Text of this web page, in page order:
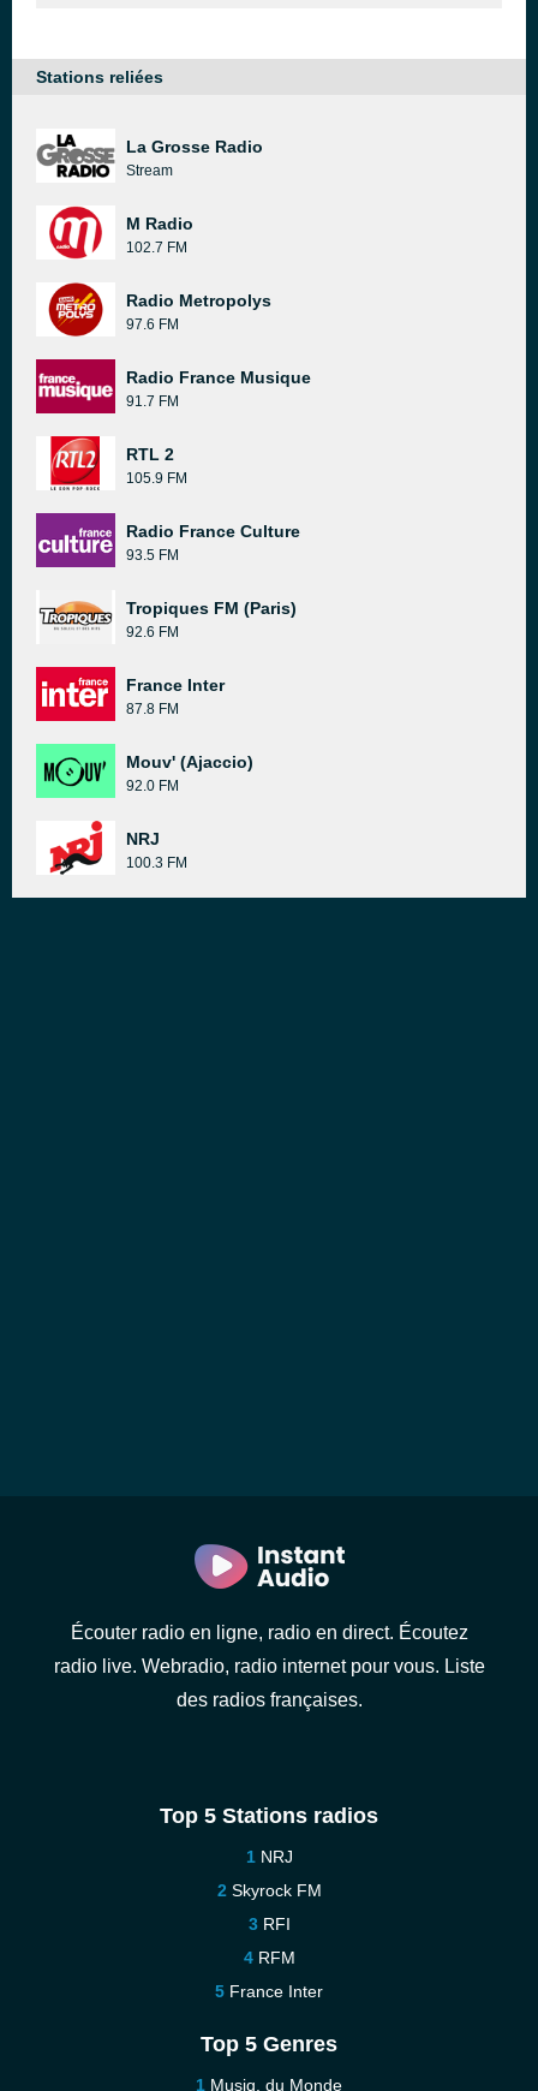
Stations reliées
La Grosse Radio
Stream
M Radio
102.7 FM
Radio Metropolys
97.6 FM
Radio France Musique
91.7 FM
RTL 2
105.9 FM
Radio France Culture
93.5 FM
Tropiques FM (Paris)
92.6 FM
France Inter
87.8 FM
Mouv' (Ajaccio)
92.0 FM
NRJ
100.3 FM
Écouter radio en ligne, radio en direct. Écoutez
radio live. Webradio, radio internet pour vous. Liste
des radios françaises.
Top 5 Stations radios
NRJ
Skyrock FM
RFI
RFM
France Inter
Top 5 Genres
Musiq. du Monde